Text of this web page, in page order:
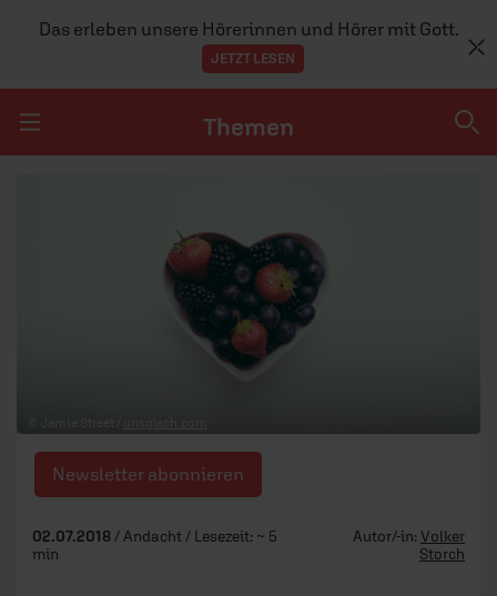
Das erleben unsere Hörerinnen und Hörer mit Gott.
JETZT LESEN
Themen
TEAM
Newsletter abonnieren
02.07.2018 / Andacht / Lesezeit: ~ 5
min
Autor/-in: Volker
Storch